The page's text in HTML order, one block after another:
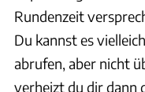
Rundenzeit
Du kannst es
abrufen, aber nicht
verheizt du dir dann